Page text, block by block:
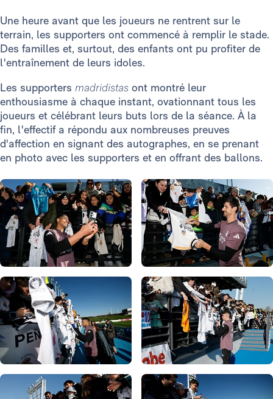
Une heure avant que les joueurs ne rentrent sur le
terrain, les supporters ont commencé à remplir le stade.
Des familles et, surtout, des enfants ont pu profiter de
l'entraînement de leurs idoles.
Les supporters madridistas ont montré leur
enthousiasme à chaque instant, ovationnant tous les
joueurs et célébrant leurs buts lors de la séance. À la
fin, l'effectif a répondu aux nombreuses preuves
d'affection en signant des autographes, en se prenant
en photo avec les supporters et en offrant des ballons.